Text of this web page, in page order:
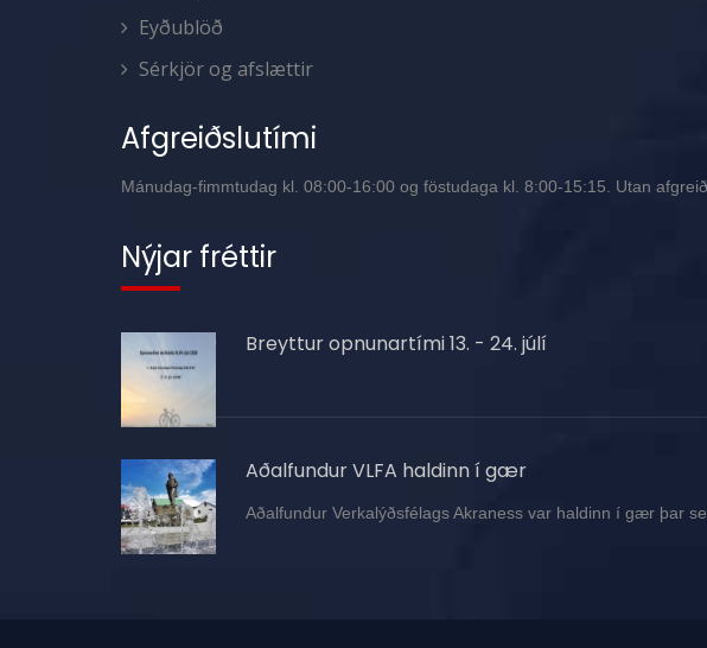
Eyðublöð
Sérkjör og afslættir
Afgreiðslutími
Mánudag-fimmtudag kl. 08:00-16:00 og föstudaga kl. 8:00-15:15. Utan
Nýjar fréttir
Breyttur opnunartími 13. - 24. júlí
Aðalfundur VLFA haldinn í gær
Aðalfundur Verkalýðsfélags Akraness var haldinn í gær þar